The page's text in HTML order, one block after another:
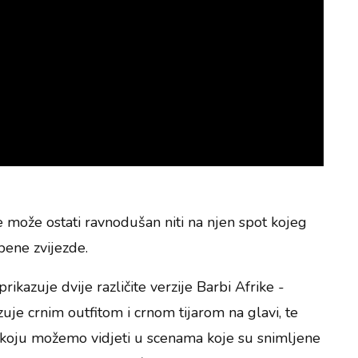
može ostati ravnodušan niti na njen spot kojeg
zvijezde.
dvije različite verzije Barbi Afrike -
crnim outfitom i crnom tijarom na glavi, te
možemo vidjeti u scenama koje su snimljene